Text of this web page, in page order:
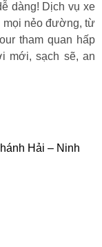
dàng! Dịch vụ xe
mọi nẻo đường, từ
tham quan hấp
mới, sạch sẽ, an
Hải – Ninh